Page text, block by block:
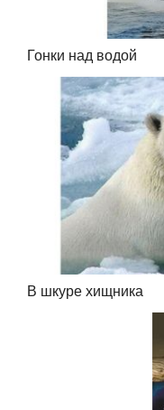
Гонки над водой
В шкуре хищника